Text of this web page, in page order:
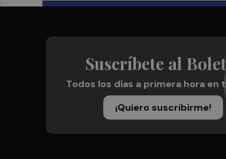
Suscríbete al
Todos los días a primera hora en
¡Quiero suscribirme!